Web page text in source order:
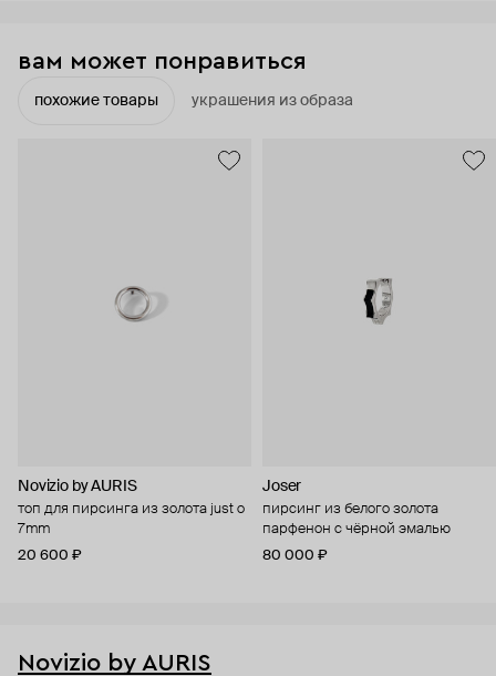
вам может понравиться
похожие товары украшения из образа
Novizio by AURIS
топ для пирсинга из золота just o
7mm
20 600 ₽
Joser
пирсинг из белого золота
парфенон с чёрной эмалью
80 000 ₽
Novizio by AURIS